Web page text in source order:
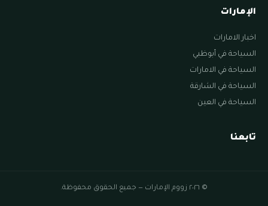
الإمارات
اخبار الامارات
السياحة في أبوظبي
السياحة في الامارات
السياحة في الشارقة
السياحة في العين
تابعنا
© ٢٠٢٦ زووم الإمارات — جميع الحقوق محفوظة.